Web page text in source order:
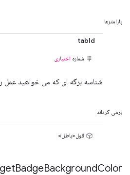
پارامترها
tabId
شماره اختیاری
شناسه برگه ای که می خواهید عمل
برمی گرداند
قول<باطل>
getBadgeBackgroundColor(